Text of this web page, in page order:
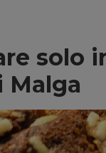
solo
Malga